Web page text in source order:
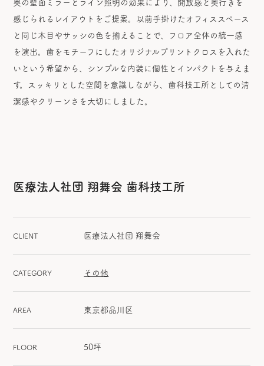
奥の壁面ミラーとライン照明の効果により、開放感と奥行きを
感じられるレイアウトをご提案。以前手掛けたオフィススペース
と同じ木目やサッシの色を揃えることで、フロア全体の統一感
を演出。歯をモチーフにしたオリジナルプリントクロスを入れた
いという希望から、シンプルな内装に個性とインパクトを与えま
す。スッキリとした空間を意識しながら、歯科技工所としての清
潔感やクリーンさを大切にしました。
医療法人社団 翔舞会 歯科技工所
CLIENT 医療法人社団 翔舞会
CATEGORY その他
AREA 東京都品川区
FLOOR 50坪